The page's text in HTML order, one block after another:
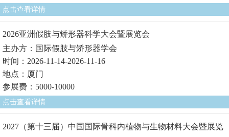
点击查看详情
2026亚洲假肢与矫形器科学大会暨展览会
主办方：国际假肢与矫形器学会
时间：2026-11-14-2026-11-16
地点：厦门
参展费：5000-10000
点击查看详情
2027（第十三届）中国国际骨科内植物与生物材料大会暨展览